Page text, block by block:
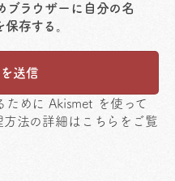
ブラウザーに自分の名
存する。
ために Akismet を使って
方法の詳細はこちらをご覧